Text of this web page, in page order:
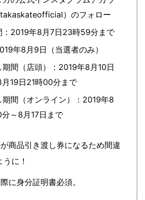
）のフォロー
：2019年8月7日23時59分まで
年8月9日（当選者のみ）
間（店頭）：2019年8月10日
19日21時00分まで
期間（オンライン）：2019年8
～8月17日まで
商品引き渡し券になるため間違
に！
に身分証明書必須。